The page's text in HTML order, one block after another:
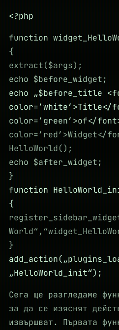
<?php
function
{
extract($args);
echo $before_widget;
echo „$before_title
color=’white’>Title</
color=’green’>of</
HelloWorld();
echo $after_widget;
}
function
{
}
„HelloWorld_init“);
Сега ще разгледаме
за да се изяснят
извършват. Първата